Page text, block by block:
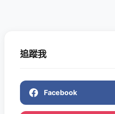
追蹤我
Facebook